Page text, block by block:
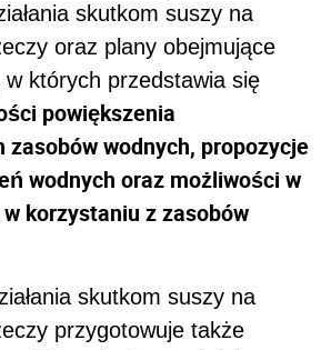
skutkom suszy na
oraz plany obejmujące
których przedstawia się
powiększenia
zasobów wodnych, propozycje
wodnych oraz możliwości w
korzystaniu z zasobów
skutkom suszy na
przygotowuje także